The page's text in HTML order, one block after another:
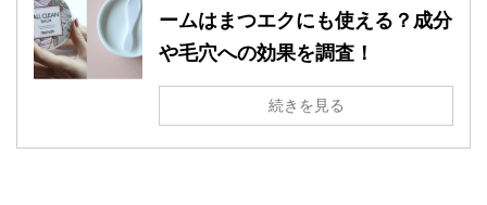
ームはまつエクにも使える？成分
や毛穴への効果を調査！
続きを見る